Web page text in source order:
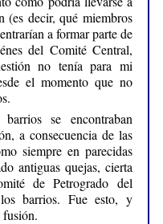
(es decir, qué miembros
a formar parte de
del Comité Central,
no tenía para mi
el momento que no
se encontraban
a consecuencia de las
siempre en parecidas
antiguas quejas, cierta
de Petrogrado del
barrios. Fue esto, y
fusión.